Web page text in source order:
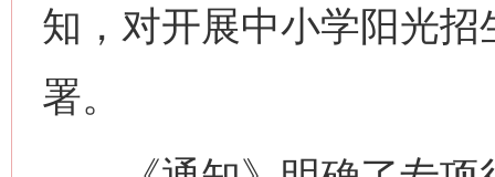
知，对开展中小学阳光
署。